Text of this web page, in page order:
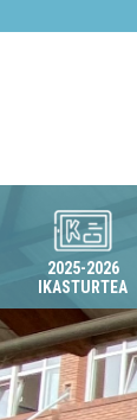
2025-2026
IKASTURTEA